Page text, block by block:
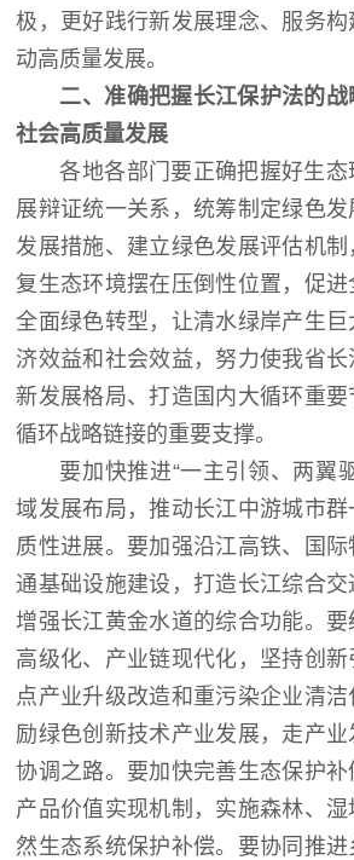
极，更好践行新发展理念、服务
动高质量发展。
二、准确把握长江保护法的
社会高质量发展
各地各部门要正确把握好生
展辩证统一关系，统筹制定绿色
发展措施、建立绿色发展评估机
复生态环境摆在压倒性位置，促
全面绿色转型，让清水绿岸产生
济效益和社会效益，努力使我省
新发展格局、打造国内大循环重
循环战略链接的重要支撑。
要加快推进“一主引领、两翼
域发展布局，推动长江中游城市
质性进展。要加强沿江高铁、国
通基础设施建设，打造长江综合
增强长江黄金水道的综合功能。
高级化、产业链现代化，坚持创
点产业升级改造和重污染企业清
励绿色创新技术产业发展，走产
协调之路。要加快完善生态保护
产品价值实现机制，实施森林、湿
然生态系统保护补偿。要协同推